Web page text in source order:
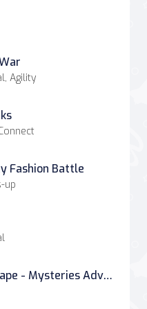
Agility
Fashion Battle
up
Delora Scary Escape - Mysteries Adventure